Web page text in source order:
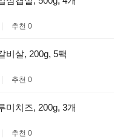
추천 0
비살, 200g, 5팩
추천 0
미치즈, 200g, 3개
추천 0